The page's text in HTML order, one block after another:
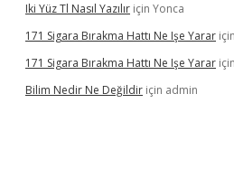
Iki Yüz Tl Nasıl Yazılır için Yonca
171 Sigara Bırakma Hattı Ne Işe Yarar için
171 Sigara Bırakma Hattı Ne Işe Yarar için
Bilim Nedir Ne Değildir için admin